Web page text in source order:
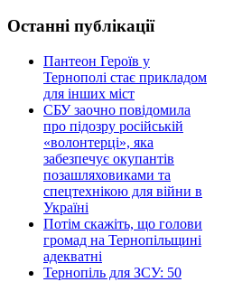
Останні публікації
Пантеон Героїв у
Тернополі стає прикладом
для інших міст
СБУ заочно повідомила
про підозру російській
«волонтерці», яка
забезпечує окупантів
позашляховиками та
спецтехнікою для війни в
Україні
Потім скажіть, що голови
громад на Тернопільщині
адекватні
Тернопіль для ЗСУ: 50